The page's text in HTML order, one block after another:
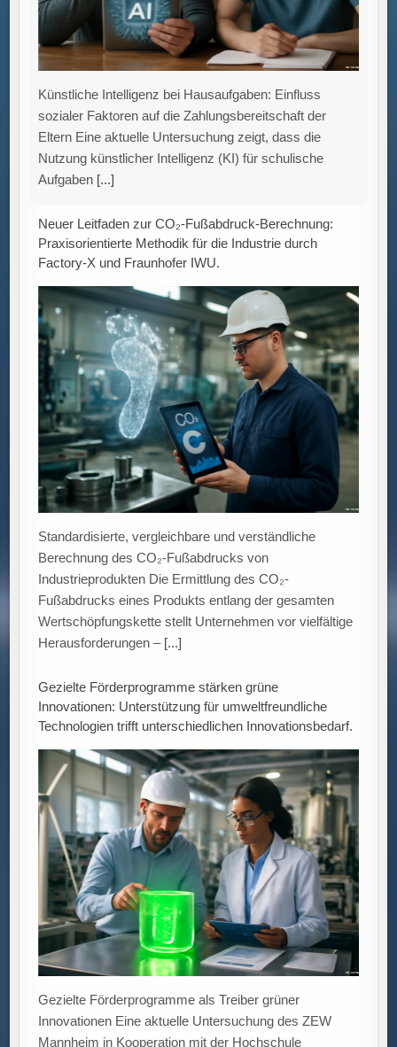
Künstliche Intelligenz bei Hausaufgaben: Einfluss
sozialer Faktoren auf die Zahlungsbereitschaft der
Nutzung künstlicher Intelligenz (KI) für schulische
Neuer Leitfaden zur CO₂-Fußabdruck-Berechnung:
Praxisorientierte Methodik für die Industrie durch
Standardisierte, vergleichbare und verständliche
Berechnung des CO₂-Fußabdrucks von
Fußabdrucks eines Produkts entlang der gesamten
Wertschöpfungskette stellt Unternehmen vor vielfältige
Herausforderungen –
Gezielte Förderprogramme stärken grüne
Innovationen: Unterstützung für umweltfreundliche
Gezielte Förderprogramme als Treiber grüner
Innovationen Eine aktuelle Untersuchung des ZEW
Augsburg zeigt, dass staatliche Fördermaßnahmen